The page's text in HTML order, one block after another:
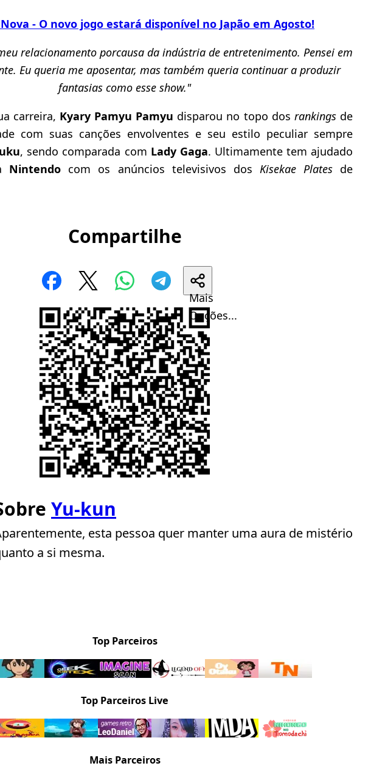
- O novo jogo estará disponível no Japão em Agosto!
relacionamento porcausa da indústria de entretenimento. Pensei em
Eu queria me aposentar, mas também queria continuar a produzir
fantasias como esse show."
carreira, Kyary Pamyu Pamyu disparou no topo dos rankingsde
com suas canções envolventes e seu estilo peculiar sempre
, sendo comparada com Lady Gaga. Ultimamente tem ajudado
Nintendo com os anúncios televisivos dos Kisekae Platesde
Compartilhe
Mais
Opções...
Yu-kun
esta pessoa quer manter uma aura de mistério
a si mesma.
Top Parceiros
Top Parceiros Live
Mais Parceiros